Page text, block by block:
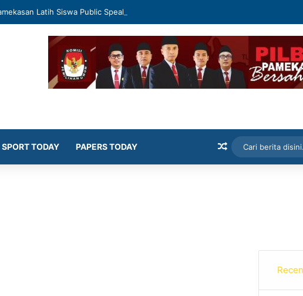
Latih Siswa Public Speaking dan Konten Publik
SPORT TODAY PAPERS TODAY Artikel Random